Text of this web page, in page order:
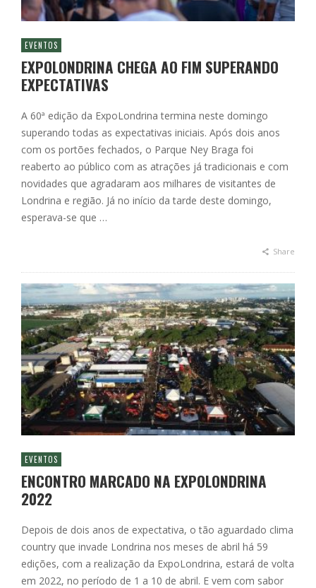
EVENTOS
EXPOLONDRINA CHEGA AO FIM SUPERANDO
EXPECTATIVAS
A 60ª edição da ExpoLondrina termina neste domingo
superando todas as expectativas iniciais. Após dois anos
com os portões fechados, o Parque Ney Braga foi
reaberto ao público com as atrações já tradicionais e com
novidades que agradaram aos milhares de visitantes de
Londrina e região. Já no início da tarde deste domingo,
esperava-se que …
Share
EVENTOS
ENCONTRO MARCADO NA EXPOLONDRINA
2022
Depois de dois anos de expectativa, o tão aguardado clima
country que invade Londrina nos meses de abril há 59
edições, com a realização da ExpoLondrina, estará de volta
em 2022, no período de 1 a 10 de abril. E vem com sabor